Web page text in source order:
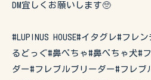
DM宜しくお願いします🥺
#LUPINUS HOUSE#イタグレ#フレ
るどっぐ#鼻ぺちゃ#鼻ぺちゃ犬#
ダー#フレブルブリーダー#フレブ